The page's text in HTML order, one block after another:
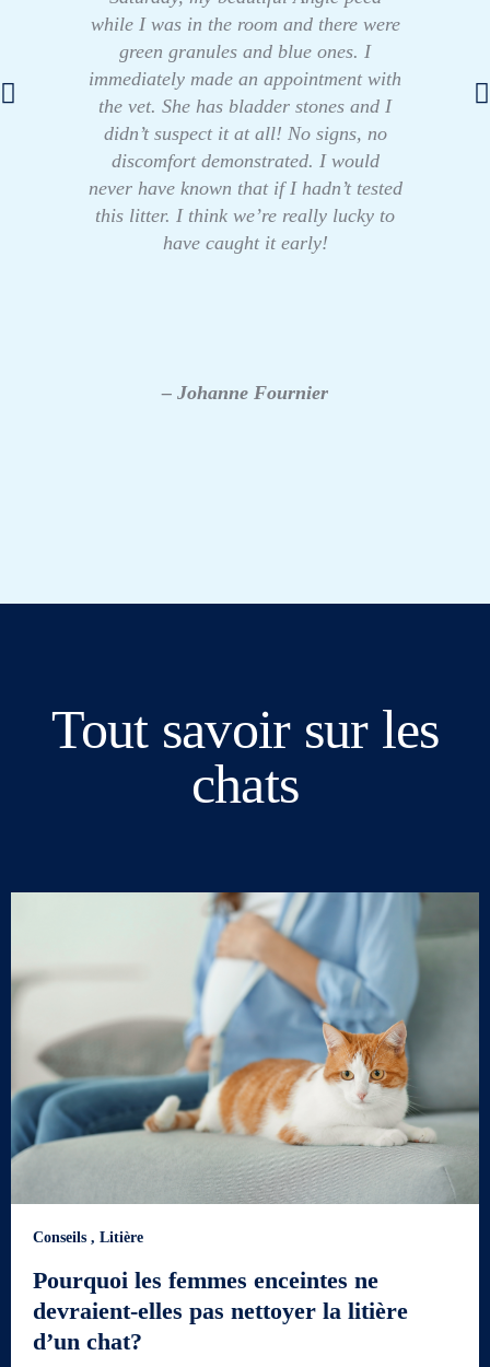
while I was in the room and there were
green granules and blue ones. I
immediately made an appointment with
the vet. She has bladder stones and I
didn’t suspect it at all! No signs, no
discomfort demonstrated. I would
never have known that if I hadn’t tested
this litter. I think we’re really lucky to
have caught it early!
– Johanne Fournier
Tout savoir sur les
chats
Conseils , Litière
Pourquoi les femmes enceintes ne
devraient-elles pas nettoyer la litière
d’un chat?